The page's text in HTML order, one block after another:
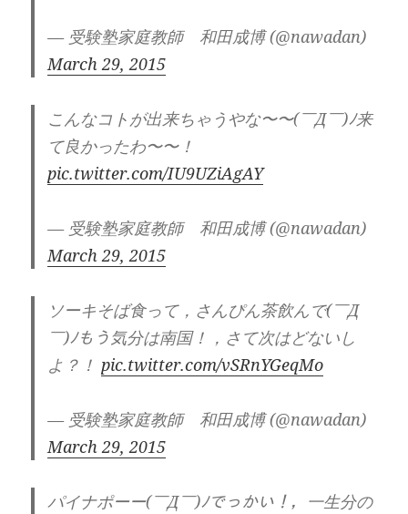
— 受験塾家庭教師 和田成博 (@nawadan)
March 29, 2015
こんなコトが出来ちゃうやな〜〜(￣Д￣)ﾉ来
て良かったわ〜〜！
pic.twitter.com/IU9UZiAgAY
— 受験塾家庭教師 和田成博 (@nawadan)
March 29, 2015
ソーキそば食って，さんぴん茶飲んで(￣Д
￣)ﾉもう気分は南国！，さて次はどないし
よ？！pic.twitter.com/vSRnYGeqMo
— 受験塾家庭教師 和田成博 (@nawadan)
March 29, 2015
パイナポーー(￣Д￣)ﾉでっかい！，一生分の